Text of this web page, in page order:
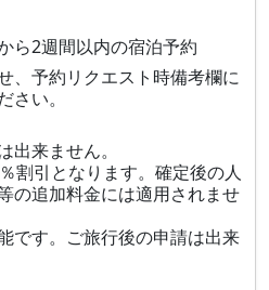
ら2週間以内の宿泊予約
、予約リクエスト時備考欄に
さい。
出来ません。
割引となります。確定後の人
の追加料金には適用されませ
です。ご旅行後の申請は出来